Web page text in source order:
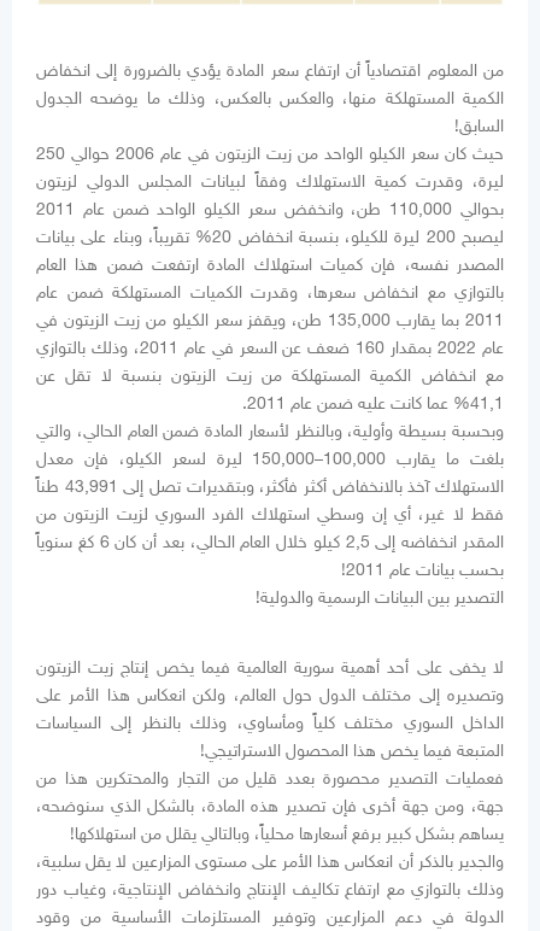
من المعلوم اقتصادياً أن ارتفاع سعر المادة يؤدي بالضرورة إلى انخفاض
الكمية المستهلكة منها، والعكس بالعكس، وذلك ما يوضحه الجدول
السابق!
حيث كان سعر الكيلو الواحد من زيت الزيتون في عام 2006 حوالي 250
ليرة، وقدرت كمية الاستهلاك وفقاً لبيانات المجلس الدولي لزيتون
بحوالي 110,000 طن، وانخفض سعر الكيلو الواحد ضمن عام 2011
ليصبح 200 ليرة للكيلو، بنسبة انخفاض 20% تقريباً، وبناء على بيانات
المصدر نفسه، فإن كميات استهلاك المادة ارتفعت ضمن هذا العام
بالتوازي مع انخفاض سعرها، وقدرت الكميات المستهلكة ضمن عام
2011 بما يقارب 135,000 طن، ويقفز سعر الكيلو من زيت الزيتون في
عام 2022 بمقدار 160 ضعف عن السعر في عام 2011، وذلك بالتوازي
مع انخفاض الكمية المستهلكة من زيت الزيتون بنسبة لا تقل عن
41,1% عما كانت عليه ضمن عام 2011.
وبحسبة بسيطة وأولية، وبالنظر لأسعار المادة ضمن العام الحالي، والتي
بلغت ما يقارب 100,000–150,000 ليرة لسعر الكيلو، فإن معدل
الاستهلاك آخذ بالانخفاض أكثر فأكثر، وبتقديرات تصل إلى 43,991 طناً
فقط لا غير، أي إن وسطي استهلاك الفرد السوري لزيت الزيتون من
المقدر انخفاضه إلى 2,5 كيلو خلال العام الحالي، بعد أن كان 6 كغ سنوياً
بحسب بيانات عام 2011!
التصدير بين البيانات الرسمية والدولية!
لا يخفى على أحد أهمية سورية العالمية فيما يخص إنتاج زيت الزيتون
وتصديره إلى مختلف الدول حول العالم، ولكن انعكاس هذا الأمر على
الداخل السوري مختلف كلياً ومأساوي، وذلك بالنظر إلى السياسات
المتبعة فيما يخص هذا المحصول الاستراتيجي!
فعمليات التصدير محصورة بعدد قليل من التجار والمحتكرين هذا من
جهة، ومن جهة أخرى فإن تصدير هذه المادة، بالشكل الذي سنوضحه،
يساهم بشكل كبير برفع أسعارها محلياً، وبالتالي يقلل من استهلاكها!
والجدير بالذكر أن انعكاس هذا الأمر على مستوى المزارعين لا يقل سلبية،
وذلك بالتوازي مع ارتفاع تكاليف الإنتاج وانخفاض الإنتاجية، وغياب دور
الدولة في دعم المزارعين وتوفير المستلزمات الأساسية من وقود